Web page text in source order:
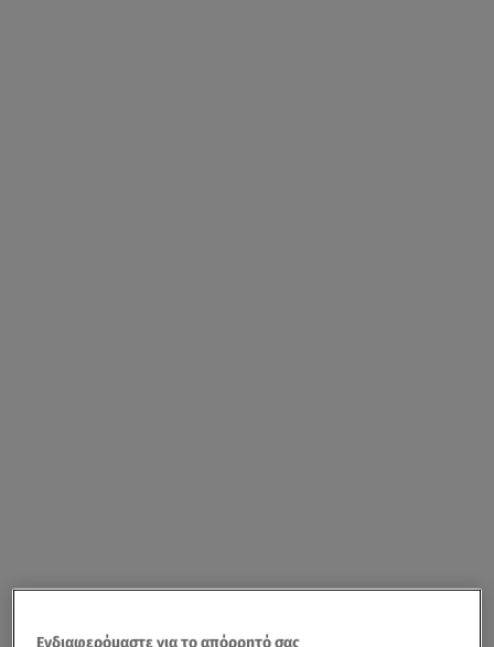
Ενδιαφερόμαστε για το απόρρητό σας